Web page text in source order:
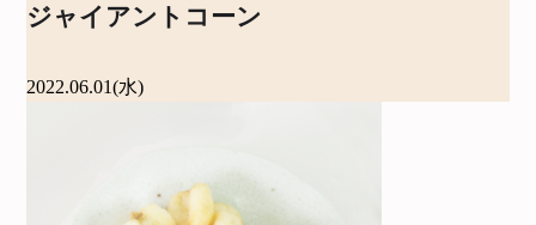
ジャイアントコーン
2022.06.01(水)